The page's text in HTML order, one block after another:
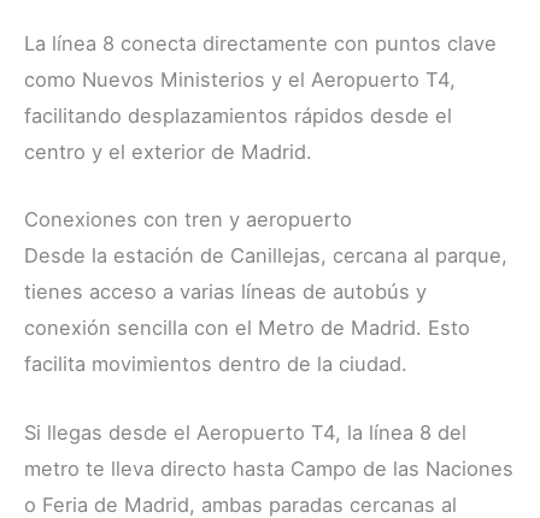
La línea 8 conecta directamente con puntos clave
como Nuevos Ministerios y el Aeropuerto T4,
facilitando desplazamientos rápidos desde el
centro y el exterior de Madrid.
Conexiones con tren y aeropuerto
Desde la estación de Canillejas, cercana al parque,
tienes acceso a varias líneas de autobús y
conexión sencilla con el Metro de Madrid. Esto
facilita movimientos dentro de la ciudad.
Si llegas desde el Aeropuerto T4, la línea 8 del
metro te lleva directo hasta Campo de las Naciones
o Feria de Madrid, ambas paradas cercanas al